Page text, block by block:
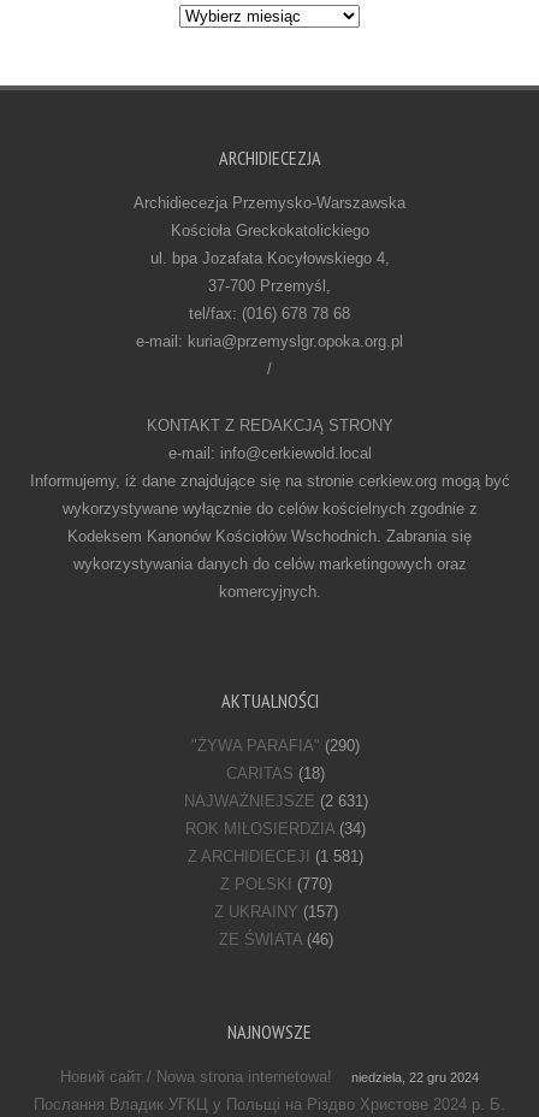
Archiwum
ARCHIDIECEZJA
Archidiecezja Przemysko-Warszawska
Kościoła Greckokatolickiego
ul. bpa Jozafata Kocyłowskiego 4,
37-700 Przemyśl,
tel/fax: (016) 678 78 68
e-mail: kuria@przemyslgr.opoka.org.pl
/
KONTAKT Z REDAKCJĄ STRONY
e-mail: info@cerkiewold.local
Informujemy, iż dane znajdujące się na stronie cerkiew.org mogą być
wykorzystywane wyłącznie do celów kościelnych zgodnie z
Kodeksem Kanonów Kościołów Wschodnich. Zabrania się
wykorzystywania danych do celów marketingowych oraz
komercyjnych.
AKTUALNOŚCI
"ŻYWA PARAFIA" (290)
CARITAS (18)
NAJWAŻNIEJSZE (2 631)
ROK MIŁOSIERDZIA (34)
Z ARCHIDIECEJI
(1 581)
Z POLSKI
(770)
Z UKRAINY (157)
ZE ŚWIATA(46)
NAJNOWSZE
Новий сайт / Nowa strona internetowa! niedziela, 22 gru 2024
Послання Владик УГКЦ у Польщі на Різдво Христове 2024 р. Б.